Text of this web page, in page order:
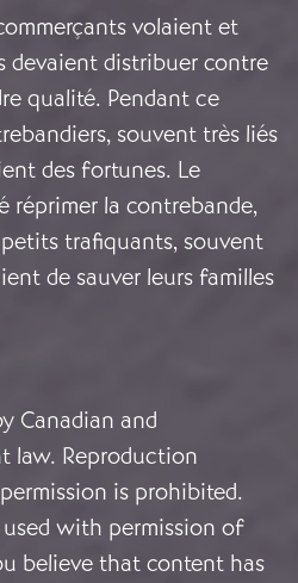
volaient et
devaient distribuer contre
qualité. Pendant ce
souvent très liés
des fortunes. Le
réprimer la contrebande,
trafiquants, souvent
de sauver leurs familles
Canadian and
law. Reproduction
is prohibited.
used with permission of
believe that content has